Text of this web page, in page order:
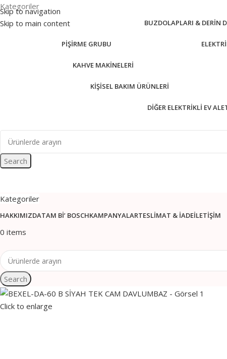
Skip to navigation
Skip to main content
Kategoriler
BUZDOLAPLARI & DERIN
PIŞIRME GRUBU
KAHVE MAKINELERI
KIŞISEL BAKIM ÜRÜNLERI
DIĞER ELEKTRIKLI EV
Search
Kategoriler
HAKKIMIZDATAM BI’ BOSCHKAMPANYALARTESLIMAT & İADEİLETIŞIM
0 items
Search
Click to enlarge